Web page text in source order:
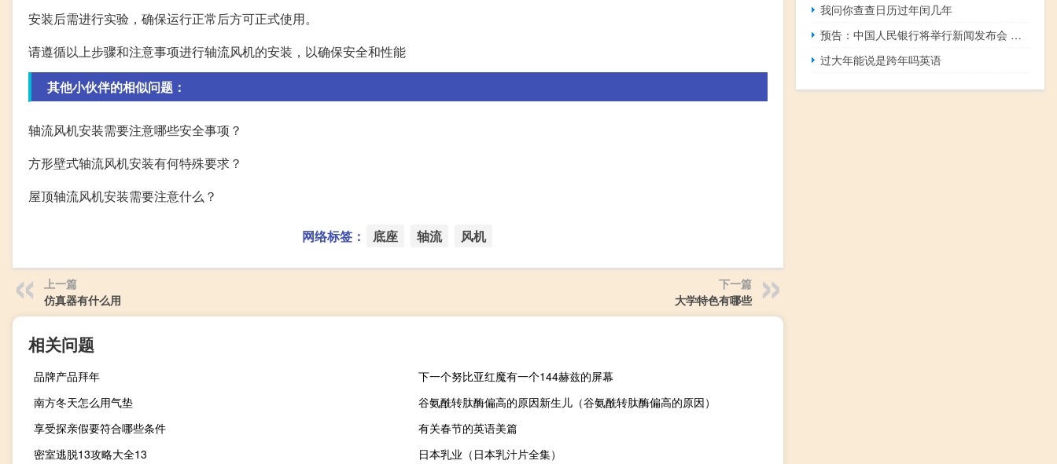
安装后需进行实验，确保运行正常后方可正式使用。
请遵循以上步骤和注意事项进行轴流风机的安装，以确保安全和性能
其他小伙伴的相似问题：
轴流风机安装需要注意哪些安全事项？
方形壁式轴流风机安装有何特殊要求？
屋顶轴流风机安装需要注意什么？
网络标签： 底座 轴流 风机
上一篇
仿真器有什么用
下一篇
大学特色有哪些
相关问题
品牌产品拜年
下一个努比亚红魔有一个144赫兹的屏幕
南方冬天怎么用气垫
谷氨酰转肽酶偏高的原因新生儿（谷氨酰转肽酶偏高的原因）
享受探亲假要符合哪些条件
有关春节的英语美篇
密室逃脱13攻略大全13
日本乳业（日本乳汁片全集）
我问你查查日历过年闰几年
预告：中国人民银行将举行新闻发布会 就2023年三季度金融统计数据有关情况答记者问
过大年能说是跨年吗英语